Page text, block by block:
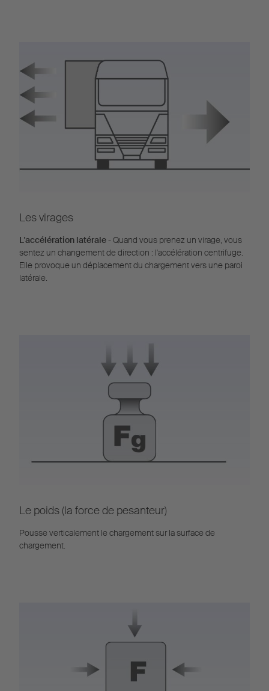
Les virages
L'accélération latérale- Quand vous prenez un virage, vous
sentez un changement de direction : l'accélération centrifuge.
Elle provoque un déplacement du chargement vers une paroi
latérale.
Le poids (la force de pesanteur)
Pousse verticalement le chargement sur la surface de
chargement.